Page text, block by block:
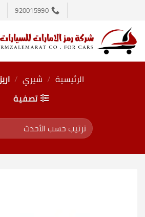
920015990
الرئيسية / شيري /
تصفية